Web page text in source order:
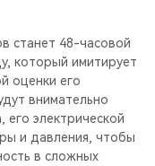
станет 48-часовой
который имитирует
оценки его
внимательно
его электрической
и давления, чтобы
в сложных